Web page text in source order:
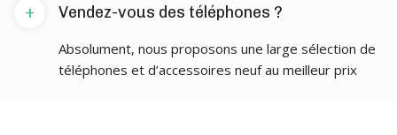
Vendez-vous des téléphones ?
+
Absolument, nous proposons une large sélection de
téléphones et d’accessoires neuf au meilleur prix